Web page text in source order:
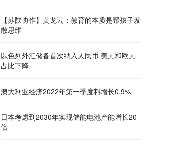
【苏陕协作】黄龙云：教育的本质是帮孩子发
散思维
以色列外汇储备首次纳入人民币 美元和欧元
占比下降
澳大利亚经济2022年第一季度料增长0.9%
日本考虑到2030年实现储能电池产能增长20
倍